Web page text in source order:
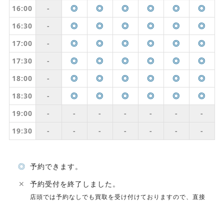
16:00
- ◎ ◎ ◎ ◎ ◎
◎
16:30
- ◎ ◎ ◎ ◎ ◎
◎
17:00
- ◎ ◎ ◎ ◎ ◎
◎
17:30
- ◎ ◎ ◎ ◎ ◎
◎
18:00
- ◎ ◎ ◎ ◎ ◎
◎
18:30
- ◎ ◎ ◎ ◎ ◎
◎
19:00
- - - - - -
-
19:30
- - - - - - -
◎ 予約できます。
✕
予約受付を終了しました。
店頭では予約なしでも買取を受け付けておりますので、直接